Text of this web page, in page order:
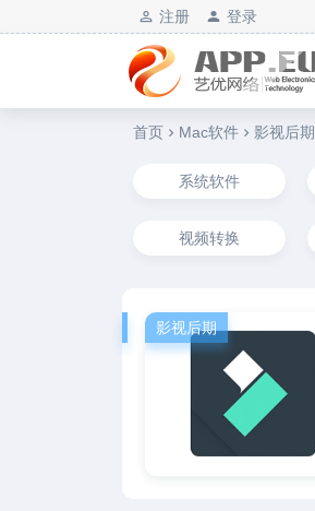
注册 登录
艺优软件乐园
首页 Mac软件 影视后期
系统软件
视频转换
影视后期